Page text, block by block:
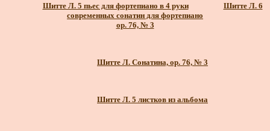
Шитте Л. 5 пьес для фортепиано в 4 руки
Шитте Л. 6
современных сонатин для фортепиано
ор. 76, № 3
Шитте Л. Сонатина, ор. 76, № 3
Шитте Л. 5 листков из альбома